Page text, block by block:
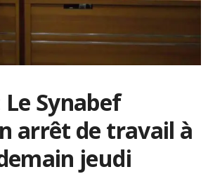
Synabef
arrêt de travail à
jeudi